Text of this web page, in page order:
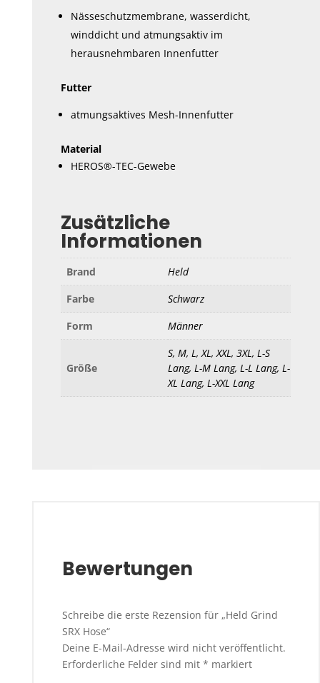
Nässeschutzmembrane, wasserdicht,
winddicht und atmungsaktiv im
herausnehmbaren Innenfutter
Futter
atmungsaktives Mesh-Innenfutter
Material
HEROS®-TEC-Gewebe
Zusätzliche
Informationen
Brand
Held
Farbe
Schwarz
Form
Männer
Größe
S, M, L, XL, XXL, 3XL, L-S
Lang, L-M Lang, L-L Lang, L-
XL Lang, L-XXL Lang
Bewertungen
Schreibe die erste Rezension für „Held Grind
SRX Hose“
Deine E-Mail-Adresse wird nicht veröffentlicht.
Erforderliche Felder sind mit * markiert